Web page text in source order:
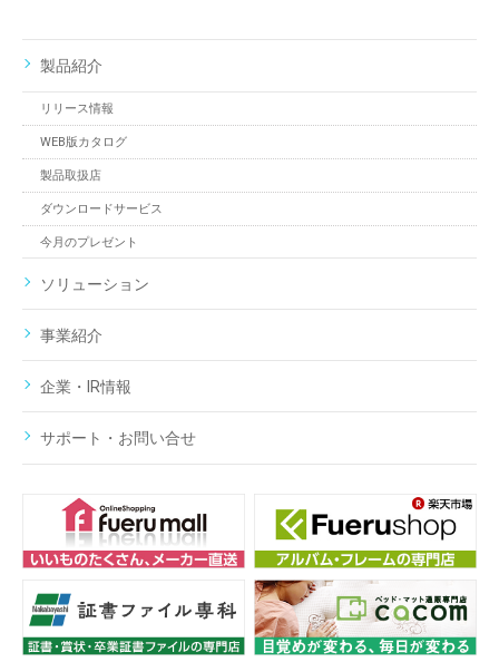
製品紹介
リリース情報
WEB版カタログ
製品取扱店
ダウンロードサービス
今月のプレゼント
ソリューション
事業紹介
企業・IR情報
サポート・お問い合せ